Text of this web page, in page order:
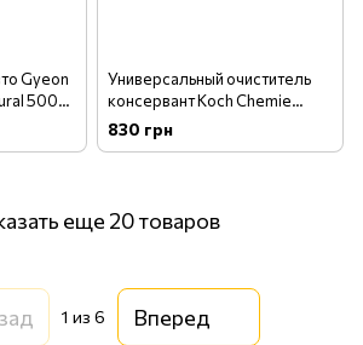
Gyeon
500
Универсальный очиститель
консервант Koch Chemie
Quick & Shine Qs 1л
830 грн
еще 20 товаров
1 из 6 Вперед